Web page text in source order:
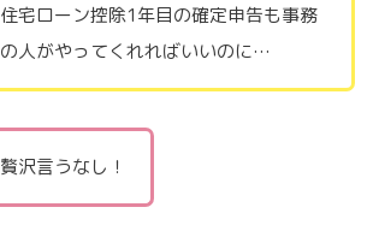
住宅ローン控除1年目の確定申告も事務
の人がやってくれればいいのに…
贅沢言うなし！